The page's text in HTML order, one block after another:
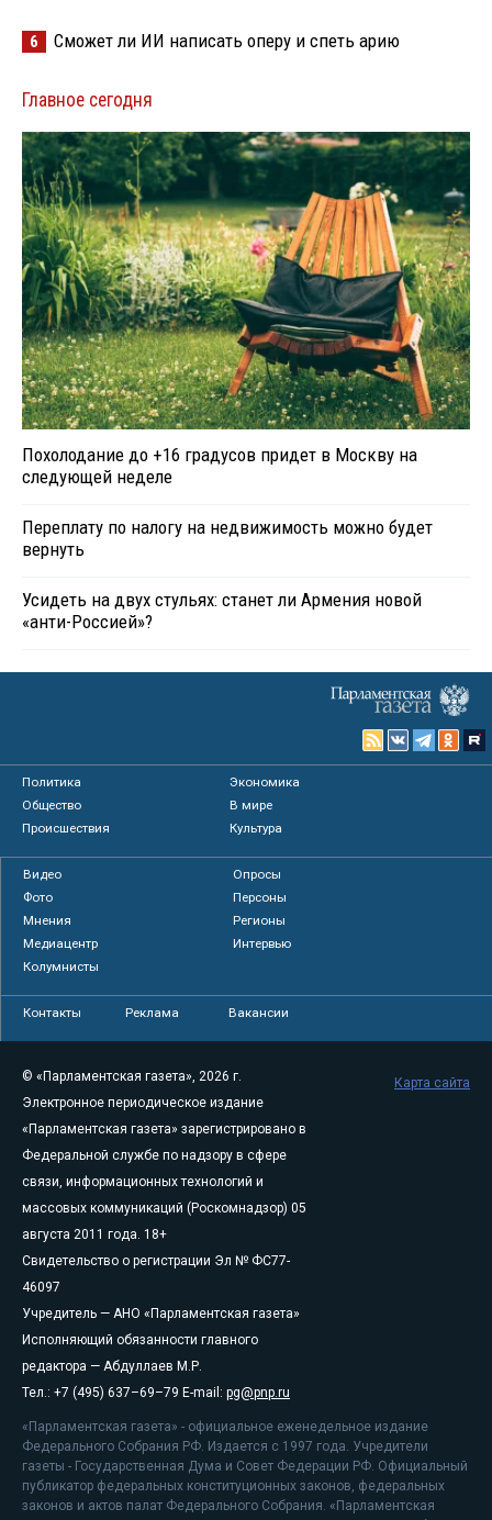
6 Сможет ли ИИ написать оперу и спеть арию
Главное сегодня
Похолодание до +16 градусов придет в Москву на
следующей неделе
Переплату по налогу на недвижимость можно будет
вернуть
Усидеть на двух стульях: станет ли Армения новой
«анти-Россией»?
Политика
Экономика
Общество
В мире
Происшествия
Культура
Видео
Опросы
Фото
Персоны
Мнения
Регионы
Медиацентр
Интервью
Колумнисты
Контакты Реклама Вакансии
© «Парламентская газета», 2026 г.
Электронное периодическое издание
«Парламентская газета» зарегистрировано в
Федеральной службе по надзору в сфере
связи, информационных технологий и
массовых коммуникаций (Роскомнадзор) 05
августа 2011 года. 18+
Свидетельство о регистрации Эл № ФС77-
46097
Учредитель — АНО «Парламентская газета»
Исполняющий обязанности главного
редактора — Абдуллаев М.Р.
Тел.: +7 (495) 637–69–79 E-mail: pg@pnp.ru
«Парламентская газета» - официальное еженедельное издание
Федерального Собрания РФ. Издается с 1997 года. Учредители
газеты - Государственная Дума и Совет Федерации РФ. Официальный
публикатор федеральных конституционных законов, федеральных
законов и актов палат Федерального Собрания. «Парламентская
Карта сайта